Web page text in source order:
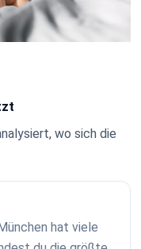
wo sich die
hat viele